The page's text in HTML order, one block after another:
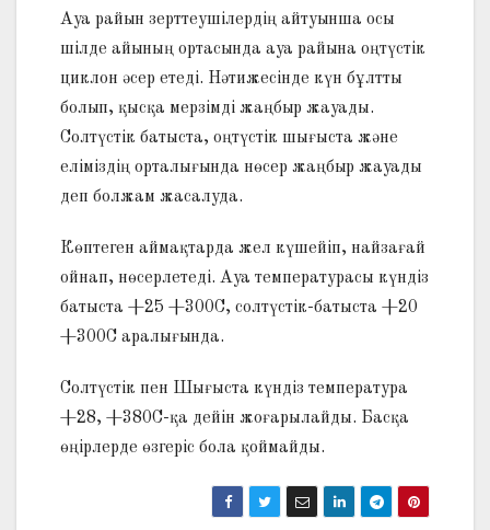
Ауа райын зерттеушілердің айтуынша осы
шілде айының ортасында ауа райына оңтүстік
циклон әсер етеді. Нәтижесінде күн бұлтты
болып, қысқа мерзімді жаңбыр жауады.
Солтүстік батыста, оңтүстік шығыста және
еліміздің орталығында нөсер жаңбыр жауады
деп болжам жасалуда.
Көптеген аймақтарда жел күшейіп, найзағай
ойнап, нөсерлетеді. Ауа температурасы күндіз
батыста +25 +300С, солтүстік-батыста +20
+300С аралығында.
Солтүстік пен Шығыста күндіз температура
+28, +380С-қа дейін жоғарылайды. Басқа
өңiрлерде өзгеріс бола қоймайды.